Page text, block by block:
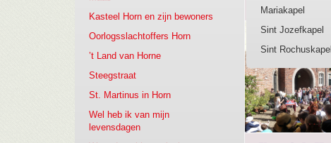
Kasteel Horn en zijn bewoners
Oorlogsslachtoffers Horn
’t Land van Horne
Steegstraat
St. Martinus in Horn
Wel heb ik van mijn
levensdagen
Mariakapel
Sint Jozefkapel
Sint Rochuskapel